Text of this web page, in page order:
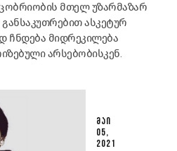
მთელ უზარმაზარ
ასკეტურ
ჩნდება მიდრეკილება
არსებობისკენ.
ᲛᲐᲘ
05,
2021